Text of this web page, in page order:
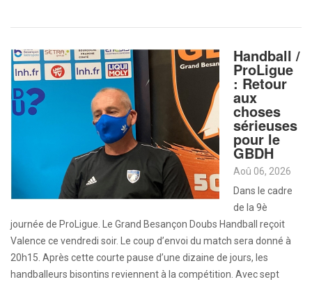
Handball /
ProLigue
: Retour
aux
choses
sérieuses
pour le
GBDH
Aoû 06, 2026
Dans le cadre
de la 9è
journée de ProLigue. Le Grand Besançon Doubs Handball reçoit
Valence ce vendredi soir. Le coup d’envoi du match sera donné à
20h15. Après cette courte pause d’une dizaine de jours, les
handballeurs bisontins reviennent à la compétition. Avec sept